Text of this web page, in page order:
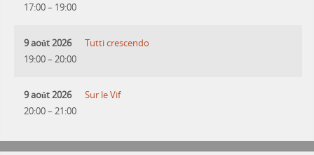
17:00– 19:00
9 août 2026
19:00– 20:00
Tutti crescendo
9 août 2026
20:00– 21:00
Sur le Vif